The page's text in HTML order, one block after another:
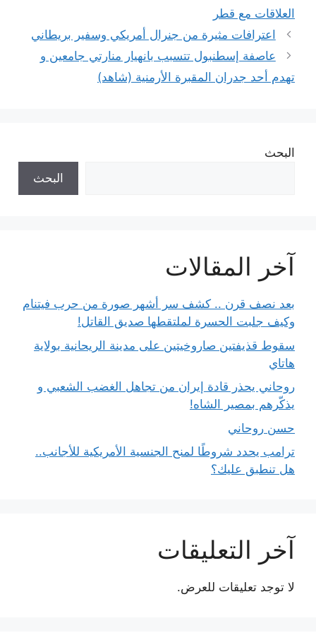
العلاقات مع قطر
اعترافات مثيرة من جنرال أمريكي وسفير بريطاني
عاصفة إسطنبول تتسبب بانهيار منارتي جامعين و
تهدم أحد جدران المقبرة الأرمنية (شاهد)
البحث
البحث
آخر المقالات
بعد نصف قرن .. كشف سر أشهر صورة من حرب فيتنام
وكيف جلبت الحسرة لملتقطها صديق القاتل!
سقوط قذيفتين صاروخيتين على مدينة الريحانية بولاية
هاتاي
روحاني يحذر قادة إيران من تجاهل الغضب الشعبي و
يذكّرهم بمصير الشاه!
حسن روحاني
ترامب يحدد شروطًا لمنح الجنسية الأمريكية للأجانب..
هل تنطبق عليك؟
آخر التعليقات
لا توجد تعليقات للعرض.